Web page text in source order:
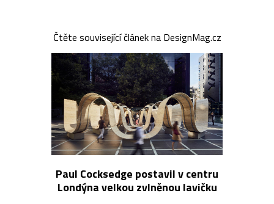
Čtěte související článek na DesignMag.cz
Paul Cocksedge postavil v centru
Londýna velkou zvlněnou lavičku